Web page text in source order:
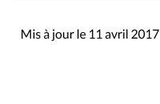
Mis à jour le 11 avril 2017